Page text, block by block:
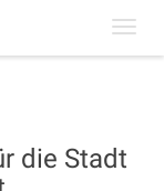
die Stadt